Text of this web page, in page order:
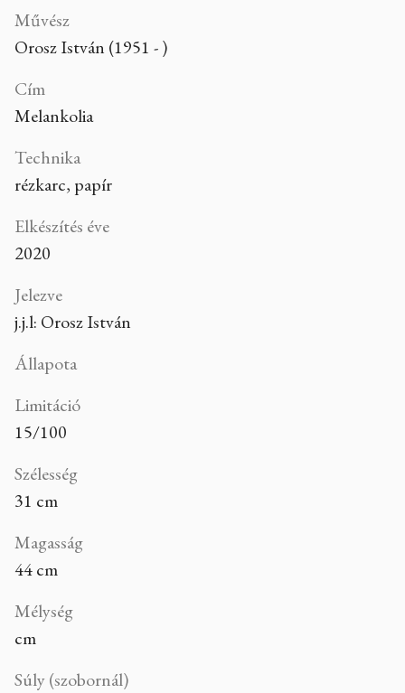
Művész
Orosz István (1951 - )
Cím
Melankolia
Technika
rézkarc, papír
Elkészítés éve
2020
Jelezve
j.j.l: Orosz István
Állapota
Limitáció
15/100
Szélesség
31 cm
Magasság
44 cm
Mélység
cm
Súly (szobornál)